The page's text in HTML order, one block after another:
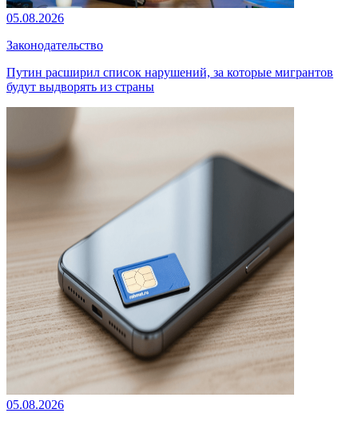
05.08.2026
Законодательство
Путин расширил список нарушений, за которые мигрантов
будут выдворять из страны
05.08.2026